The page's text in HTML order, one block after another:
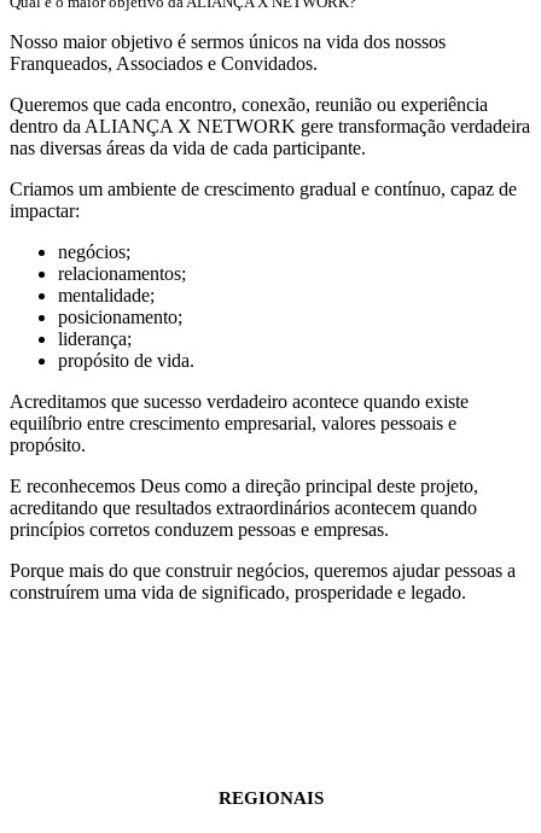
Nosso maior objetivo é sermos únicos na vida dos nossos
Franqueados, Associados e Convidados.
Queremos que cada encontro, conexão, reunião ou experiência
dentro da ALIANÇA X NETWORK gere transformação verdadeira
nas diversas áreas da vida de cada participante.
Criamos um ambiente de crescimento gradual e contínuo, capaz de
impactar:
negócios;
relacionamentos;
mentalidade;
posicionamento;
liderança;
propósito de vida.
Acreditamos que sucesso verdadeiro acontece quando existe
equilíbrio entre crescimento empresarial, valores pessoais e
propósito.
E reconhecemos Deus como a direção principal deste projeto,
acreditando que resultados extraordinários acontecem quando
princípios corretos conduzem pessoas e empresas.
Porque mais do que construir negócios, queremos ajudar pessoas a
construírem uma vida de significado, prosperidade e legado.
REGIONAIS